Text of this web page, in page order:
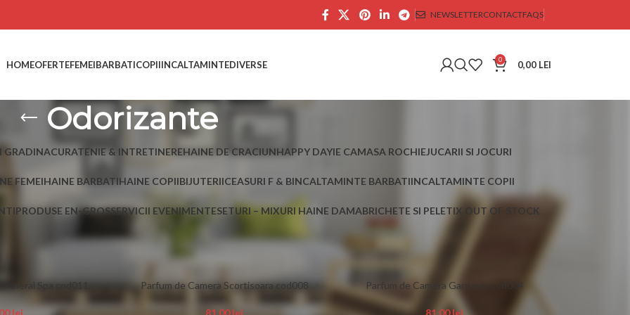
NEWSLETTERCONTACTFAQS
HOMEOFERTEFEMEIBARBATICOPIIINCALTAMINTEDIVERSE 0 0,00 LEI
Odorizante
GRADINACURATENIE & INTRETINEREHAINE DE CRACIUNHAPPY DAYIE CAMASA ROCHIEJUCARII SI JOCURI
FEMEIHAINE BARBATIHAINE COPIIBIJUTERIICEASURI F & BINCALTAMINTE BARBATIINCALTAMINTE COPII
PRODUSE EN-GROSSERVICII EVENIMENTESETURI – MIXURI HAINE DAMABRICHETE SI PELETIX OUT OF STOCK
etichetate „Odorizante” Show 45
Mineral Spa cod011
lei
Parfum de Camera Scortisoara cod008
81,00lei
Parfum de Camera Gardenia cod004
81,00lei